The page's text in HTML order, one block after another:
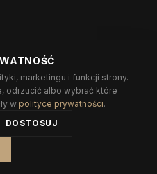
prawa zastrzeżone.
cookies
marketingu i funkcji strony.
odrzucić albo wybrać które
w polityce prywatności.
DOSTOSUJ